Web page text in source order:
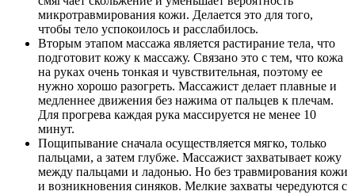
микротравмирования кожи. Делается это для того,
чтобы тело успокоилось и расслабилось.
Вторым этапом массажа является растирание тела, что
подготовит кожу к массажу. Связано это с тем, что кожа
на руках очень тонкая и чувствительная, поэтому ее
нужно хорошо разогреть. Массажист делает плавные и
медленнее движения без нажима от пальцев к плечам.
Для прогрева каждая рука массируется не менее 10
минут.
Пощипывание сначала осуществляется мягко, только
пальцами, а затем глубже. Массажист захватывает кожу
между пальцами и ладонью. Но без травмирования кожи
и возникновения синяков. Мелкие захваты чередуются с